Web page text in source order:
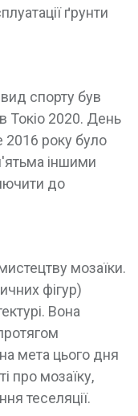
ґрунти
спорту був
Токіо 2020. День
2016 року було
іншими
до
мозаїки.
фігур)
Вона
мета цього дня
про мозаїку,
теселяції.